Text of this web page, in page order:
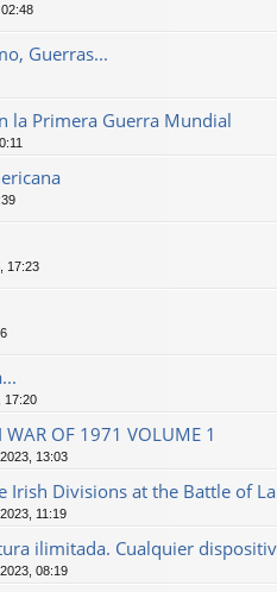
Guerras...
la Primera Guerra Mundial
17:23
17:20
WAR OF 1971 VOLUME 1
13:03
Irish Divisions at the Battle of
11:19
ilimitada. Cualquier
08:19